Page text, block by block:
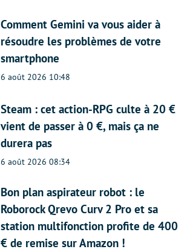
Comment Gemini va vous aider à
résoudre les problèmes de votre
smartphone
6 août 2026 10:48
Steam : cet action-RPG culte à 20 €
vient de passer à 0 €, mais ça ne
durera pas
6 août 2026 08:34
Bon plan aspirateur robot : le
Roborock Qrevo Curv 2 Pro et sa
station multifonction profite de 400
€ de remise sur Amazon !